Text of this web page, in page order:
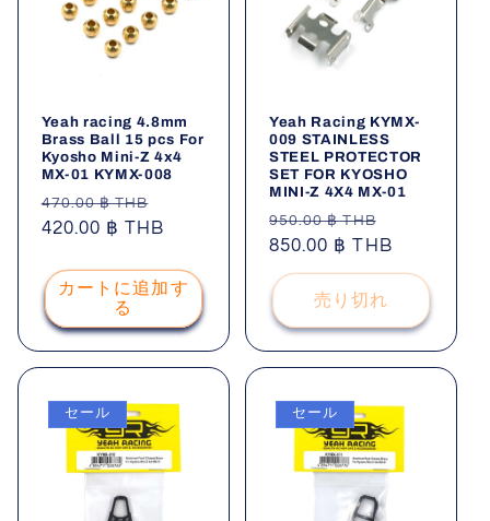
Yeah racing 4.8mm
Brass Ball 15 pcs For
Kyosho Mini-Z 4x4
MX-01 KYMX-008
通
常
格
470.00 ฿ THB
ー
価
420.00 ฿ THB
カートに追加す
る
Yeah Racing KYMX-
009 STAINLESS
STEEL PROTECTOR
SET FOR KYOSHO
MINI-Z 4X4 MX-01
通
常
価
格
950.00 ฿ THB
ー
ル
格
850.00 ฿ THB
売り切れ
セール セール